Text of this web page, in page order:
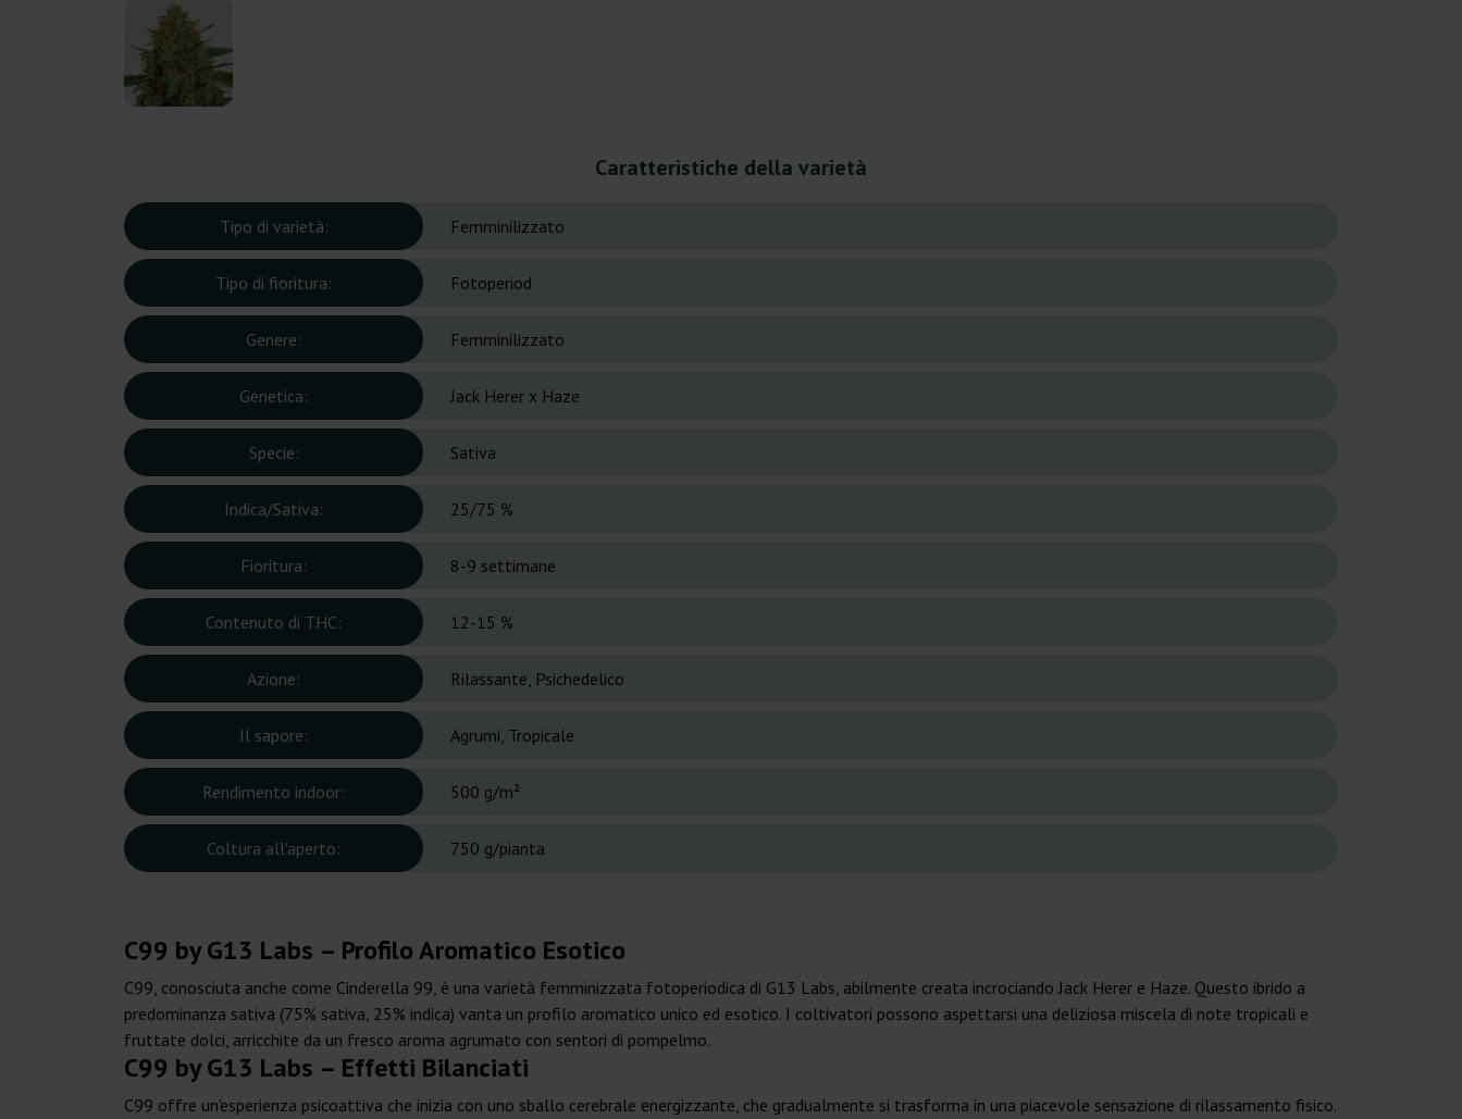
Caratteristiche della varietà
Tipo di varietà: Femminilizzato
Tipo di fioritura: Fotoperiod
Genere: Femminilizzato
Genetica: Jack Herer x Haze
Specie: Sativa
Indica/Sativa: 25/75 %
Fioritura: 8-9 settimane
Contenuto di THC: 12-15 %
Azione: Rilassante, Psichedelico
Il sapore: Agrumi, Tropicale
Rendimento indoor: 500 g/m²
Coltura all'aperto: 750 g/pianta
C99 by G13 Labs – Profilo Aromatico Esotico
C99, conosciuta anche come Cinderella 99, è una varietà femminizzata fotoperiodica di G13 Labs, abilmente creata incrociando Jack Herer e Haze. Questo ibrido a
predominanza sativa (75% sativa, 25% indica) vanta un profilo aromatico unico ed esotico. I coltivatori possono aspettarsi una deliziosa miscela di note tropicali e
fruttate dolci, arricchite da un fresco aroma agrumato con sentori di pompelmo.
C99 by G13 Labs – Effetti Bilanciati
C99 offre un'esperienza psicoattiva che inizia con uno sballo cerebrale energizzante, che gradualmente si trasforma in una piacevole sensazione di rilassamento fisico.